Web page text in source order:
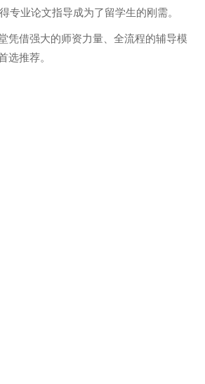
专业论文指导成为了留学生的刚需。
凭借强大的师资力量、全流程的辅导模
选推荐。